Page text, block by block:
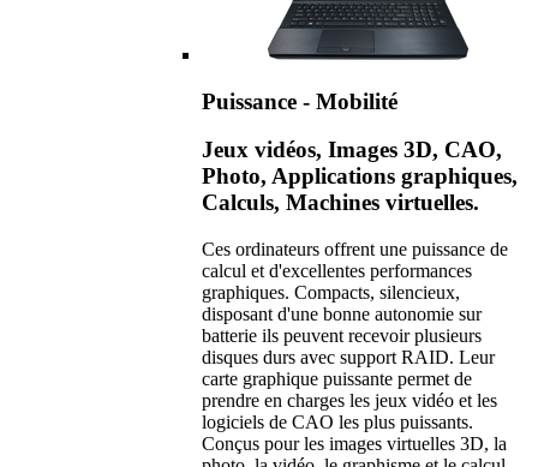
Puissance - Mobilité
Jeux vidéos, Images 3D, CAO,
Photo, Applications graphiques,
Calculs, Machines virtuelles.
Ces ordinateurs offrent une puissance de
calcul et d'excellentes performances
graphiques. Compacts, silencieux,
disposant d'une bonne autonomie sur
batterie ils peuvent recevoir plusieurs
disques durs avec support RAID. Leur
carte graphique puissante permet de
prendre en charges les jeux vidéo et les
logiciels de CAO les plus puissants.
Conçus pour les images virtuelles 3D, la